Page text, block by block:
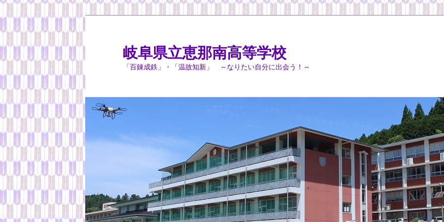
岐阜県立恵那南高等学校
「百錬成鉄」・「温故知新」 ～なりたい自分に出会う！～